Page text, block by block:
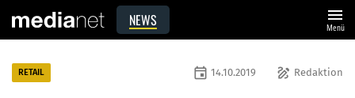
NEWS menu
Menü
RETAIL draw Redaktion
event 14.10.2019